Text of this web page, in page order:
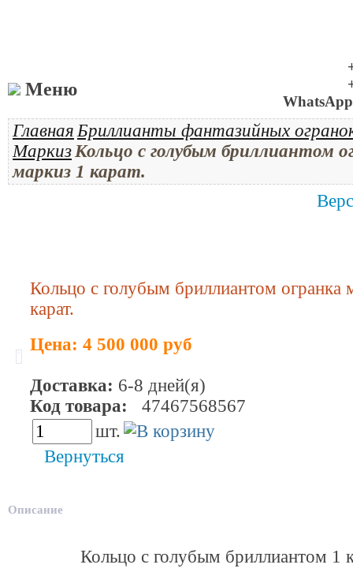
Меню
Главная Бриллианты фантазийных
МаркизКольцо с голубым бриллиантом
маркиз 1 карат.
Кольцо с голубым бриллиантом огранка
карат.
Цена: 4 500 000 руб
Доставка: 6-8 дней(я)
Код товара: 47467568567
шт.
Вернуться
Описание
Кольцо с голубым бриллиантом 1